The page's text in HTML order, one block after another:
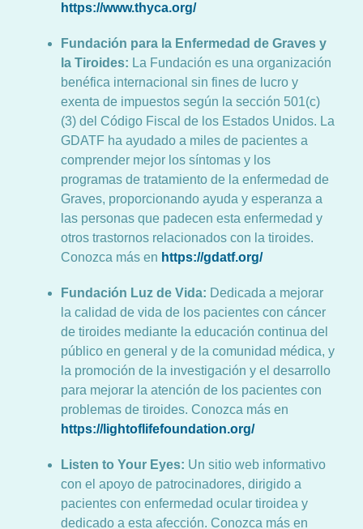
https://www.thyca.org/
Fundación para la Enfermedad de Graves y
la Tiroides: La Fundación es una organización
benéfica internacional sin fines de lucro y
exenta de impuestos según la sección 501(c)
(3) del Código Fiscal de los Estados Unidos. La
GDATF ha ayudado a miles de pacientes a
comprender mejor los síntomas y los
programas de tratamiento de la enfermedad de
Graves, proporcionando ayuda y esperanza a
las personas que padecen esta enfermedad y
otros trastornos relacionados con la tiroides.
Conozca más en https://gdatf.org/
Fundación Luz de Vida: Dedicada a mejorar
la calidad de vida de los pacientes con cáncer
de tiroides mediante la educación continua del
público en general y de la comunidad médica, y
la promoción de la investigación y el desarrollo
para mejorar la atención de los pacientes con
problemas de tiroides. Conozca más en
https://lightoflifefoundation.org/
Listen to Your Eyes: Un sitio web informativo
con el apoyo de patrocinadores, dirigido a
pacientes con enfermedad ocular tiroidea y
dedicado a esta afección. Conozca más en